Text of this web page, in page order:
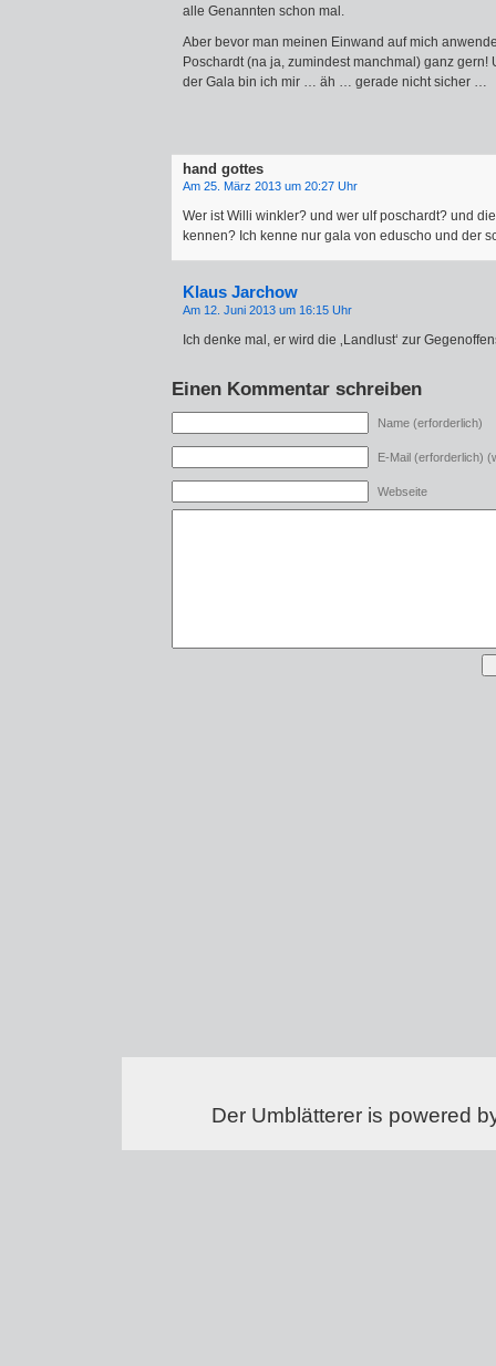
alle Genannten schon mal.
Aber bevor man meinen Einwand auf mich
Poschardt (na ja, zumindest manchmal) ganz gern!
der Gala bin ich mir … äh … gerade nicht sicher …
hand gottes
Am 25. März 2013 um 20:27 Uhr
Wer ist Willi winkler? und wer ulf poschardt? und
kennen? Ich kenne nur gala von eduscho und der
Klaus Jarchow
Am 12. Juni 2013 um 16:15 Uhr
Ich denke mal, er wird die ‚Landlust‘ zur
Einen Kommentar schreiben
Name (erforderlich)
E-Mail (erforderlich)
Webseite
Der Umblätterer is powered